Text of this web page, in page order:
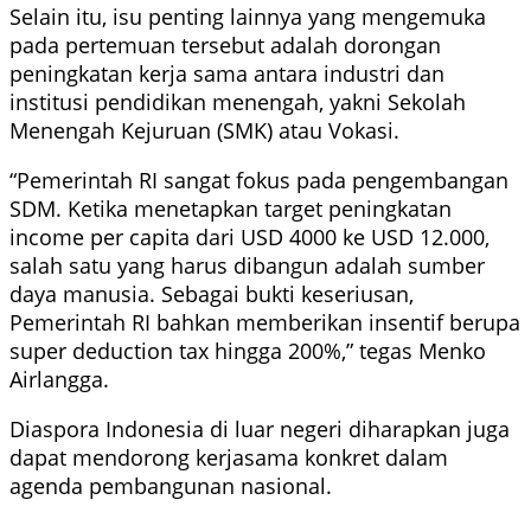
Selain itu, isu penting lainnya yang mengemuka
pada pertemuan tersebut adalah dorongan
peningkatan kerja sama antara industri dan
institusi pendidikan menengah, yakni Sekolah
Menengah Kejuruan (SMK) atau Vokasi.
“Pemerintah RI sangat fokus pada pengembangan
SDM. Ketika menetapkan target peningkatan
income per capita dari USD 4000 ke USD 12.000,
salah satu yang harus dibangun adalah sumber
daya manusia. Sebagai bukti keseriusan,
Pemerintah RI bahkan memberikan insentif berupa
super deduction tax hingga 200%,” tegas Menko
Airlangga.
Diaspora Indonesia di luar negeri diharapkan juga
dapat mendorong kerjasama konkret dalam
agenda pembangunan nasional.